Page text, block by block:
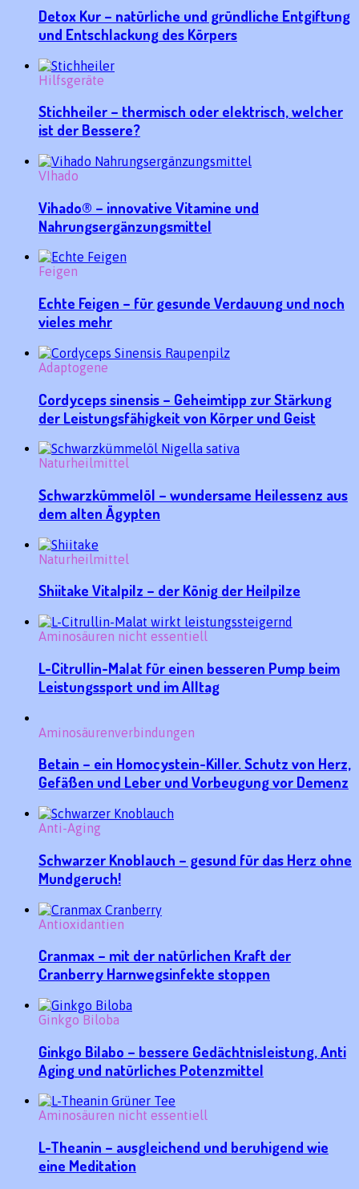
Detox Kur – natürliche und gründliche Entgiftung
und Entschlackung des Körpers
Hilfsgeräte
Stichheiler – thermisch oder elektrisch, welcher
ist der Bessere?
VIhado
Vihado® – innovative Vitamine und
Nahrungsergänzungsmittel
Feigen
Echte Feigen – für gesunde Verdauung und noch
vieles mehr
Adaptogene
Cordyceps sinensis – Geheimtipp zur Stärkung
der Leistungsfähigkeit von Körper und Geist
Naturheilmittel
Schwarzkümmelöl – wundersame Heilessenz aus
dem alten Ägypten
Naturheilmittel
Shiitake Vitalpilz – der König der Heilpilze
Aminosäuren nicht essentiell
L-Citrullin-Malat für einen besseren Pump beim
Leistungssport und im Alltag
Aminosäurenverbindungen
Betain – ein Homocystein-Killer. Schutz von Herz,
Gefäßen und Leber und Vorbeugung vor Demenz
Anti-Aging
Schwarzer Knoblauch – gesund für das Herz ohne
Mundgeruch!
Antioxidantien
Cranmax – mit der natürlichen Kraft der
Cranberry Harnwegsinfekte stoppen
Ginkgo Biloba
Ginkgo Bilabo – bessere Gedächtnisleistung, Anti
Aging und natürliches Potenzmittel
Aminosäuren nicht essentiell
L-Theanin – ausgleichend und beruhigend wie
eine Meditation